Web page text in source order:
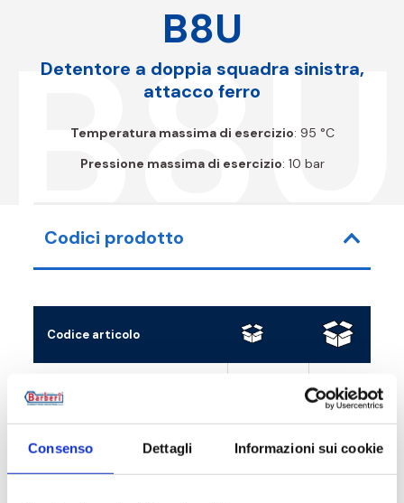
Consenso Dettagli Informazioni sui cookie
B8U
B8U
Detentore a doppia squadra sinistra,
attacco ferro
Temperatura massima di esercizio: 95 °C
Pressione massima di esercizio: 10 bar
Codici prodotto
Codice articolo
50
B8UL15N0P 5 50